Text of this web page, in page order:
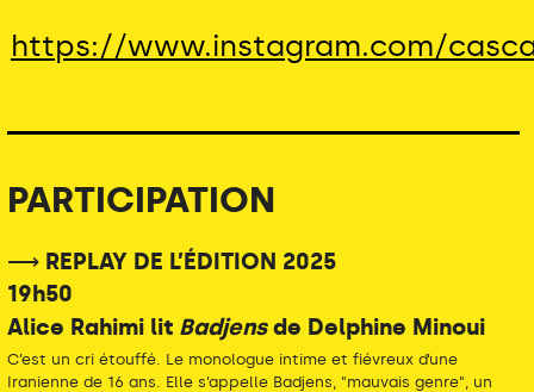
https://www.instagram.com/
PARTICIPATION
⟶ REPLAY DE L’ÉDITION 2025
19h50
Alice Rahimi lit Badjensde Delphine Minoui
C’est un cri étouffé. Le monologue intime et fiévreux d’une
Iranienne de 16 ans. Elle s’appelle Badjens, "mauvais genre", un